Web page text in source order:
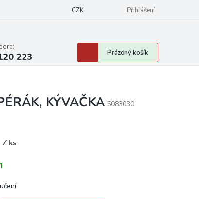
CZK Přihlášení
223
Nákupní
košík
Prázdný košík
KÝVAČKA 5083030
/ ks